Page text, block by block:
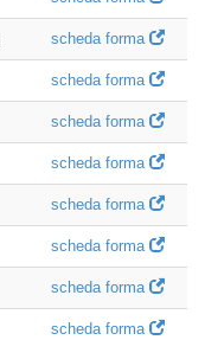
scheda forma
scheda forma
scheda forma
scheda forma
scheda forma
scheda forma
scheda forma
scheda forma